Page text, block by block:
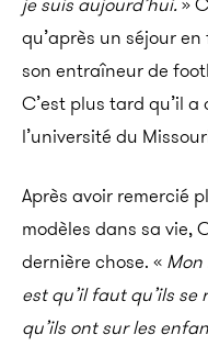
qu’après un séjour
son entraîneur de
C’est plus tard qu’il
l’université du
Après avoir remercié
modèles dans sa vie,
dernière chose. « Mon
est qu’il faut qu’ils
qu’ils ont sur les